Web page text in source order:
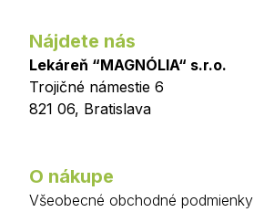
Nájdete nás
Lekáreň “MAGNÓLIA“ s.r.o.
Trojičné námestie 6
821 06, Bratislava
O nákupe
Všeobecné obchodné podmienky